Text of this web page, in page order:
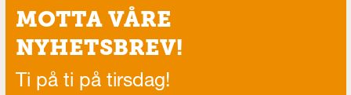
MOTTA VÅRE
NYHETSBREV!
Ti på ti på tirsdag!